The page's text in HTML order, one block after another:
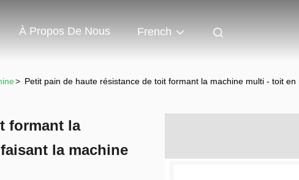
À Propos De Nous French
> Petit pain de haute résistance de toit formant la machine multi - toit
formant la
la machine